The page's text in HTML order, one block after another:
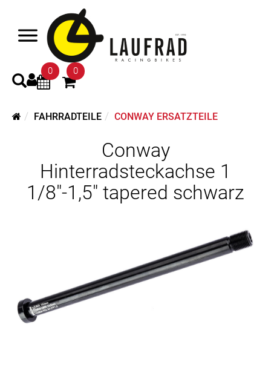
0 0
FAHRRADTEILE CONWAY ERSATZTEILE
Conway
Hinterradsteckachse 1
1/8"-1,5" tapered schwarz